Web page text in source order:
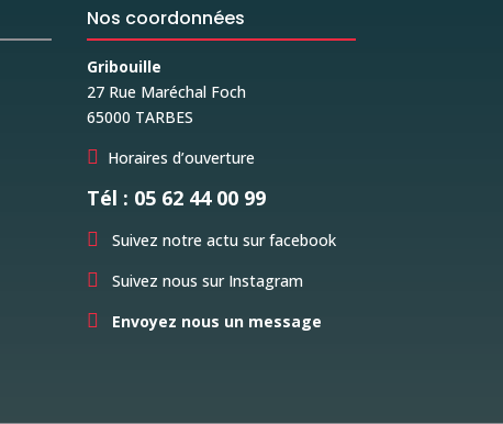
Nos coordonnées
Gribouille
27 Rue Maréchal Foch
65000 TARBES
 Horaires d’ouverture
Tél : 05 62 44 00 99
 Suivez notre actu sur facebook
 Suivez nous sur Instagram
 Envoyez nous un message